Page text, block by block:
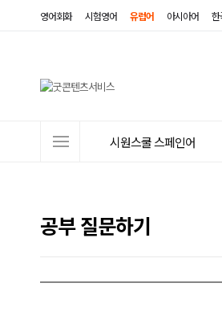
영어회화 시험영어 유럽어 아시아어 한
뉴
시원스쿨 스페인어
공부 질문하기